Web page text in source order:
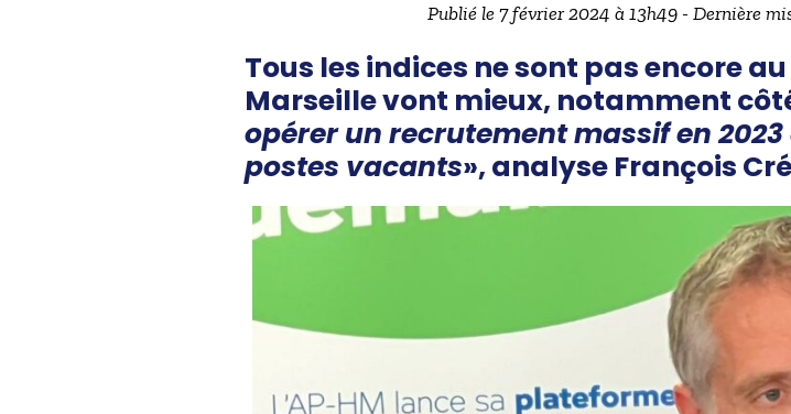
Publié le 7 février 2024 à 13h49 - Dernière
Tous les indices ne sont pas encore
Marseille vont mieux, notamment
opérer un recrutement massif en
postes vacants», analyse François